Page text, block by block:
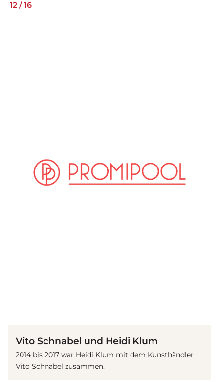
12 /16
Vito Schnabel und Heidi Klum
2014 bis 2017 war Heidi Klum mit dem Kunsthändler
Vito Schnabel zusammen.